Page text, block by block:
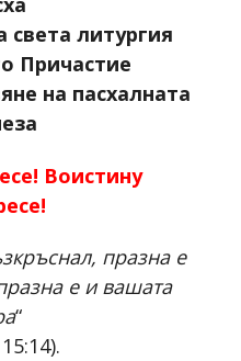
света литургия
Причастие
на пасхалната
Воистину
празна е
е и вашата
“